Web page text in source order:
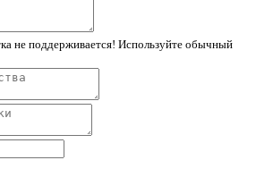
не поддерживается! Используйте обычный